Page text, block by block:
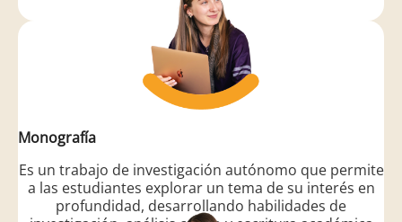
Monografía
Es un trabajo de investigación autónomo que permite
a las estudiantes explorar un tema de su interés en
profundidad, desarrollando habilidades de